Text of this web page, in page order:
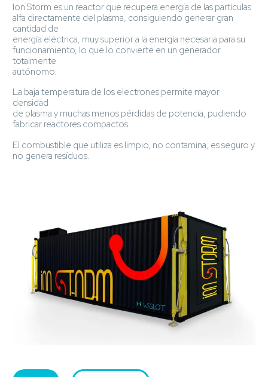
Ion Storm es un reactor que recupera energía de las partículas
alfa directamente del plasma, consiguiendo generar gran
cantidad de
energía eléctrica, muy superior a la energía necesaria para su
funcionamiento, lo que lo convierte en un generador
totalmente
autónomo.
La baja temperatura de los electrones permite mayor
densidad
de plasma y muchas menos pérdidas de potencia, pudiendo
fabricar reactores compactos.
El combustible que utiliza es limpio, no contamina, es seguro y
no genera resíduos.